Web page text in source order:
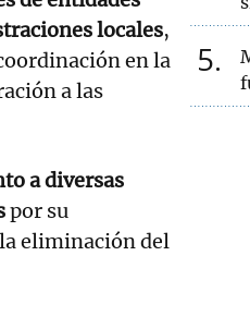
locales,
en la
a las
a diversas
por su
eliminación del
5